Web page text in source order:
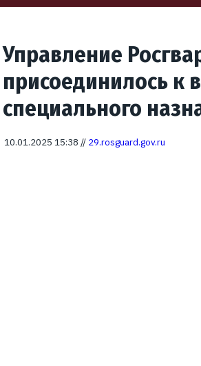
Управление
присоединилось к
специального
10.01.2025 15:38 // 29.rosguard.gov.ru